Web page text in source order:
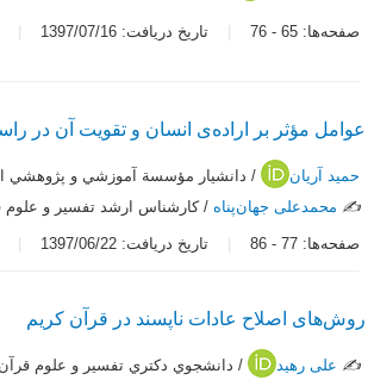
صفحه‌ها: 65
-
76 تاریخ دریافت: 1397/07/16
عوامل مؤثر بر اراده‌ی انسان و تقویت آن در
حمید آریان
/ دانشيار مؤسسة آموزشي و پژوهشي
✍️ محمدعلی جهان‌پناه / كارشناس ارشد تفسير و
صفحه‌ها: 77
-
86 تاریخ دریافت: 1397/06/22
روش‌های اصلاح عادات ناپسند در قرآن کریم
✍️ علی رهید
/ دانشجوي دكتري تفسیر و علوم